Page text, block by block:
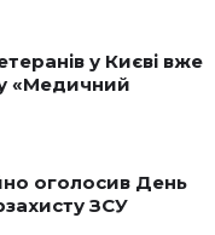
у Києві вже
«Медичний
оголосив День
ЗСУ